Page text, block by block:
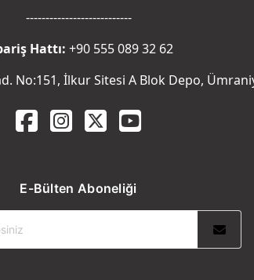
---------------------------
Hattı: +90 555 089 32 62
No:151, İlkur Sitesi A Blok Depo,
E-Bülten Aboneliği